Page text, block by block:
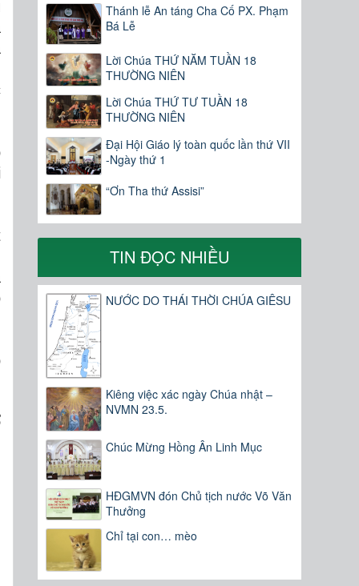
Thánh lễ An táng Cha Cố PX. Phạm
Bá Lễ
Lời Chúa THỨ NĂM TUẦN 18
THƯỜNG NIÊN
Lời Chúa THỨ TƯ TUẦN 18
THƯỜNG NIÊN
Đại Hội Giáo lý toàn quốc lần thứ VII
-Ngày thứ 1
“Ơn Tha thứ Assisi”
TIN ĐỌC NHIỀU
NƯỚC DO THÁI THỜI CHÚA GIÊSU
Kiêng việc xác ngày Chúa nhật –
NVMN 23.5.
Chúc Mừng Hồng Ân Linh Mục
HĐGMVN đón Chủ tịch nước Võ Văn
Thưởng
Chỉ tại con… mèo